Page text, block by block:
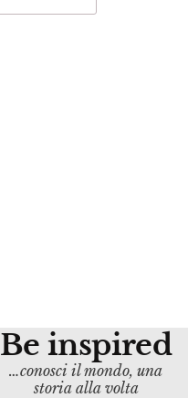
Be inspired
…conosci il mondo, una
storia alla volta